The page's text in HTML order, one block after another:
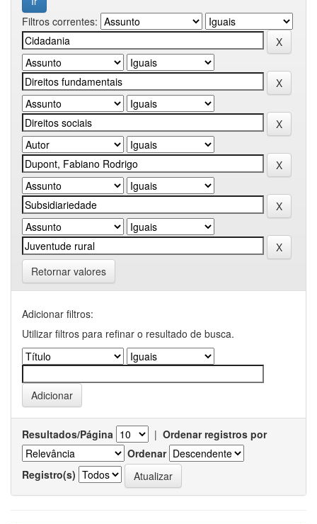
Filtros correntes:
Retornar valores
Adicionar filtros:
Utilizar filtros para refinar o resultado de busca.
Resultados/Página | Ordenar registros por
Ordenar
Registro(s)